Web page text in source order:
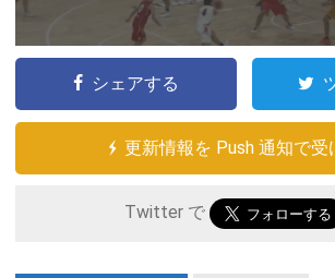
シェアする
更新情報を Push 通知で受
Twitter で